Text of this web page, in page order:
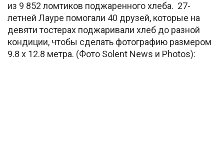
из 9 852 ломтиков поджаренного хлеба. 27-
летней Лауре помогали 40 друзей, которые на
девяти тостерах поджаривали хлеб до разной
кондиции, чтобы сделать фотографию размером
9.8 х 12.8 метра. (Фото Solent News и Photos):